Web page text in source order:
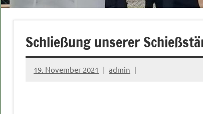
Schließung unserer
19. November 2021 admin